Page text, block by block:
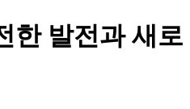
한 발전과 새로